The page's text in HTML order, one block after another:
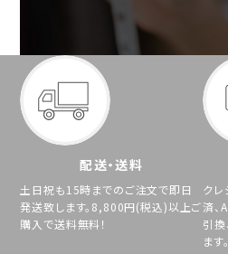
配送・送料
土日祝も15時までのご注文で即日
発送致します。8,800円(税込)以上ご
購入で送料無料！
クレ
済、
引
ます。